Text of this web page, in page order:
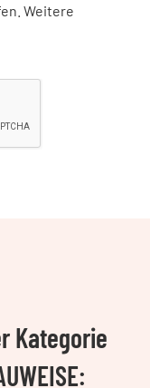
Weitere
Kategorie